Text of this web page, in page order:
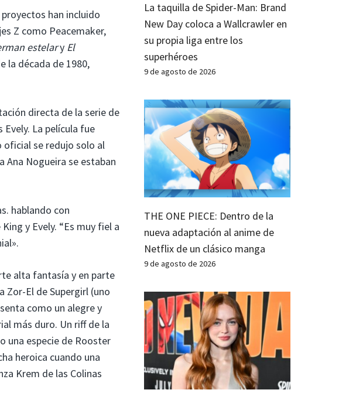
han incluido
Z como Peacemaker,
estelary El
la década de 1980,
directa de la serie de
La película fue
se redujo solo al
Ana Nogueira se estaban
hablando con
y Evely. “Es muy fiel a
alta fantasía y en parte
Zor-El de Supergirl (uno
como un alegre y
más duro. Un riff de la
una especie de Rooster
heroica cuando una
Krem de las Colinas
La taquilla de Spider-Man: Brand
New Day coloca a Wallcrawler en
su propia liga entre los
superhéroes
9 de agosto de 2026
THE ONE PIECE: Dentro de la
nueva adaptación al anime de
Netflix de un clásico manga
9 de agosto de 2026